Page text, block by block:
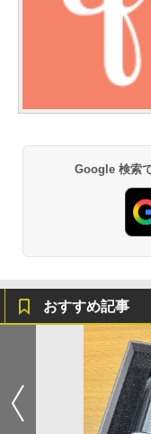
Google 検索
おすすめ記事